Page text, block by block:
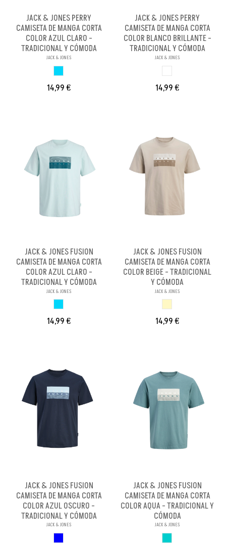
JACK & JONES PERRY
CAMISETA DE MANGA CORTA
COLOR AZUL CLARO -
TRADICIONAL Y CÓMODA
JACK & JONES
14,99 €
JACK & JONES PERRY
CAMISETA DE MANGA CORTA
COLOR BLANCO BRILLANTE -
TRADICIONAL Y CÓMODA
JACK & JONES
14,99 €
JACK & JONES FUSION
CAMISETA DE MANGA CORTA
COLOR AZUL CLARO -
TRADICIONAL Y CÓMODA
JACK & JONES
14,99 €
JACK & JONES FUSION
CAMISETA DE MANGA CORTA
COLOR BEIGE - TRADICIONAL
Y CÓMODA
JACK & JONES
14,99 €
JACK & JONES FUSION
CAMISETA DE MANGA CORTA
COLOR AZUL OSCURO -
TRADICIONAL Y CÓMODA
JACK & JONES
JACK & JONES FUSION
CAMISETA DE MANGA CORTA
COLOR AQUA - TRADICIONAL Y
CÓMODA
JACK & JONES